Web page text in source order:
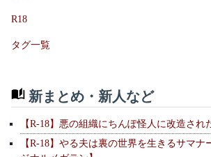
R18
タグ一覧
新まとめ・新人など
【R-18】悪の組織にちんぽ怪人に改造され
【R-18】やる夫は裏の世界を生きるサマナ